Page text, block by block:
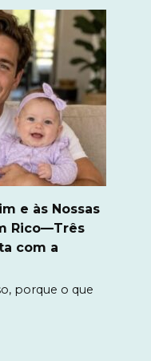
e às Nossas
Rico—Três
com a
porque o que